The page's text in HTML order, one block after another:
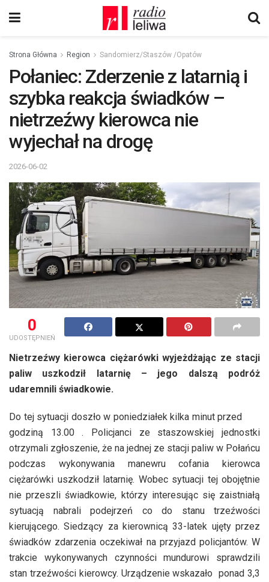
Strona Główna Region Sandomierz/Staszów /Opatów
Połaniec: Zderzenie z latarnią i
szybka reakcja świadków –
nietrzeźwy kierowca nie
wyjechał na drogę
2026-06-02
0
UDOSTĘPNIEŃ
Nietrzeźwy kierowca ciężarówki wyjeżdżając ze stacji
paliw uszkodził latarnię – jego dalszą podróż
udaremnili świadkowie.
Do tej sytuacji doszło w poniedziałek kilka minut przed
godziną 13.00 . Policjanci ze staszowskiej jednostki
otrzymali zgłoszenie, że na jednej ze stacji paliw w Połańcu
podczas wykonywania manewru cofania kierowca
ciężarówki uszkodził latarnię. Wobec sytuacji tej obojętnie
nie przeszli świadkowie, którzy interesując się zaistniałą
sytuacją nabrali podejrzeń co do stanu trzeźwości
kierującego. Siedzący za kierownicą 33-latek ujęty przez
świadków zdarzenia oczekiwał na przyjazd policjantów. W
trakcie wykonywanych czynności mundurowi sprawdzili
stan trzeźwości kierowcy. Urządzenie wskazało ponad 3,3